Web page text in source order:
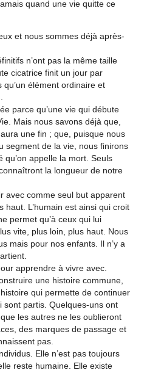
quand une vie quitte ce
et nous sommes déjà après-
n’ont pas la même taille
cicatrice finit un jour par
qu’un élément ordinaire et
parce qu’une vie qui débute
Mais nous savons déjà que,
une fin ; que, puisque nous
segment de la vie, nous finirons
qu’on appelle la mort. Seuls
la longueur de notre
avec comme seul but apparent
haut. L’humain est ainsi qui croit
permet qu’à ceux qui lui
vite, plus loin, plus haut. Nous
mais pour nos enfants. Il n’y a
apprendre à vivre avec.
une histoire commune,
qui permette de continuer
sont partis. Quelques-uns ont
les autres ne les oublieront
des marques de passage et
pas.
Elle n’est pas toujours
reste humaine. Elle existe